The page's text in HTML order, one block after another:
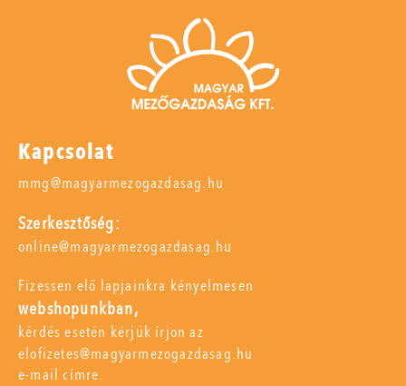
Kapcsolat
mmg@magyarmezogazdasag.hu
Szerkesztőség:
online@magyarmezogazdasag.hu
Fizessen elő lapjainkra kényelmesen
webshopunkban,
kérdés esetén kérjük írjon az
elofizetes@magyarmezogazdasag.hu
e-mail címre.